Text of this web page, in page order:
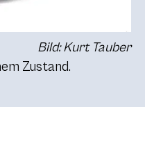
Bild: Kurt Tauber
Zustand.